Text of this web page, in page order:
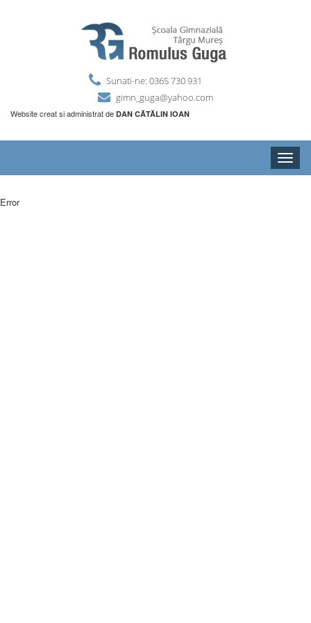
Sunati-ne: 0365 730 931
gimn_guga@yahoo.com
Website creat si administrat de DAN CĂTĂLIN IOAN
Toggle
Error